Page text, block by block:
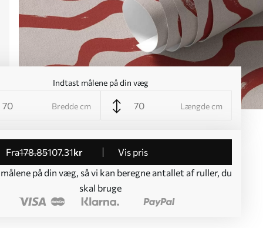
Indtast målene på din væg
Bredde cm Længde cm
fra178.85107.31kr
Vis pris
på din væg, så vi kan beregne antallet af ruller, du
skal bruge